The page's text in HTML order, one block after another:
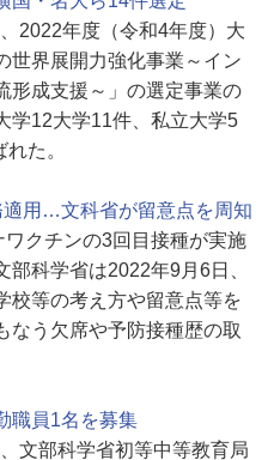
2022年度（令和4年度）大
世界展開力強化事業～イン
形成支援～」の選定事業の
学12大学11件、私立大学5
た。
用…文科省が留意点を周知
クチンの3回目接種が実施
科学省は2022年9月6日、
校等の考え方や留意点等を
なう欠席や予防接種歴の取
職員1名を募集
文部科学省初等中等教育局